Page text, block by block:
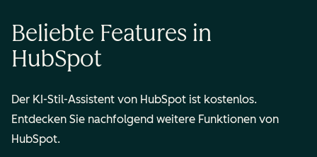
Beliebte Features in
HubSpot
Der KI-Stil-Assistent von HubSpot ist kostenlos.
Entdecken Sie nachfolgend weitere Funktionen von
HubSpot.